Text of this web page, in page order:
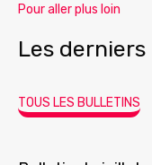
Pour aller plus loin
Les
TOUS LES BULLETINS